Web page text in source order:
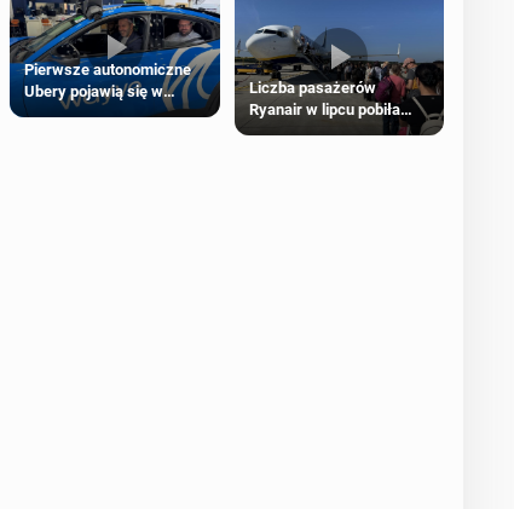
Pierwsze autonomiczne
Ubery pojawią się w
Londynie jeszcze tego
Liczba pasażerów
Ryanair w lipcu pobiła
rekord